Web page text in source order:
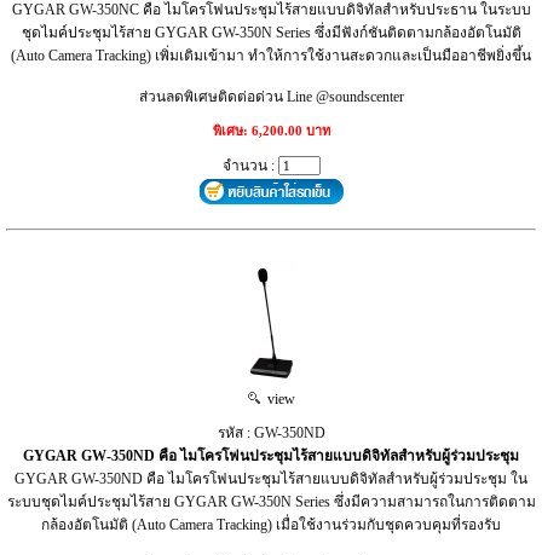
GYGAR GW-350NC คือ ไมโครโฟนประชุมไร้สายแบบดิจิทัลสำหรับประธาน ในระบบ
ชุดไมค์ประชุมไร้สาย GYGAR GW-350N Series ซึ่งมีฟังก์ชันติดตามกล้องอัตโนมัติ
(Auto Camera Tracking) เพิ่มเติมเข้ามา ทำให้การใช้งานสะดวกและเป็นมืออาชีพยิ่งขึ้น
ส่วนลดพิเศษติดต่อด่วน Line @soundscenter
พิเศษ: 6,200.00 บาท
จำนวน :
view
รหัส : GW-350ND
GYGAR GW-350ND คือ ไมโครโฟนประชุมไร้สายแบบดิจิทัลสำหรับผู้ร่วมประชุม
GYGAR GW-350ND คือ ไมโครโฟนประชุมไร้สายแบบดิจิทัลสำหรับผู้ร่วมประชุม ใน
ระบบชุดไมค์ประชุมไร้สาย GYGAR GW-350N Series ซึ่งมีความสามารถในการติดตาม
กล้องอัตโนมัติ (Auto Camera Tracking) เมื่อใช้งานร่วมกับชุดควบคุมที่รองรับ